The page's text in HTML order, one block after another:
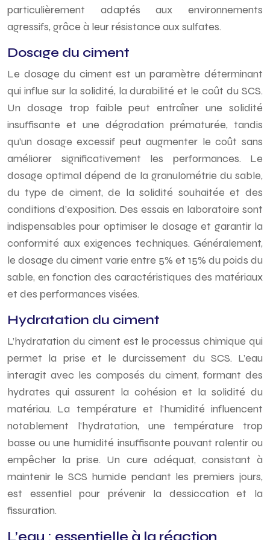
particulièrement adaptés aux environnements
agressifs, grâce à leur résistance aux sulfates.
Dosage du ciment
Le dosage du ciment est un paramètre déterminant
qui influe sur la solidité, la durabilité et le coût du SCS.
Un dosage trop faible peut entraîner une solidité
insuffisante et une dégradation prématurée, tandis
qu’un dosage excessif peut augmenter le coût sans
améliorer significativement les performances. Le
dosage optimal dépend de la granulométrie du sable,
du type de ciment, de la solidité souhaitée et des
conditions d’exposition. Des essais en laboratoire sont
indispensables pour optimiser le dosage et garantir la
conformité aux exigences techniques. Généralement,
le dosage du ciment varie entre 5% et 15% du poids du
sable, en fonction des caractéristiques des matériaux
et des performances visées.
Hydratation du ciment
L’hydratation du ciment est le processus chimique qui
permet la prise et le durcissement du SCS. L’eau
interagit avec les composés du ciment, formant des
hydrates qui assurent la cohésion et la solidité du
matériau. La température et l’humidité influencent
notablement l’hydratation, une température trop
basse ou une humidité insuffisante pouvant ralentir ou
empêcher la prise. Un cure adéquat, consistant à
maintenir le SCS humide pendant les premiers jours,
est essentiel pour prévenir la dessiccation et la
fissuration.
L’eau : essentielle à la réaction